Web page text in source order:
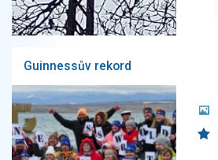
Guinnessův rekord